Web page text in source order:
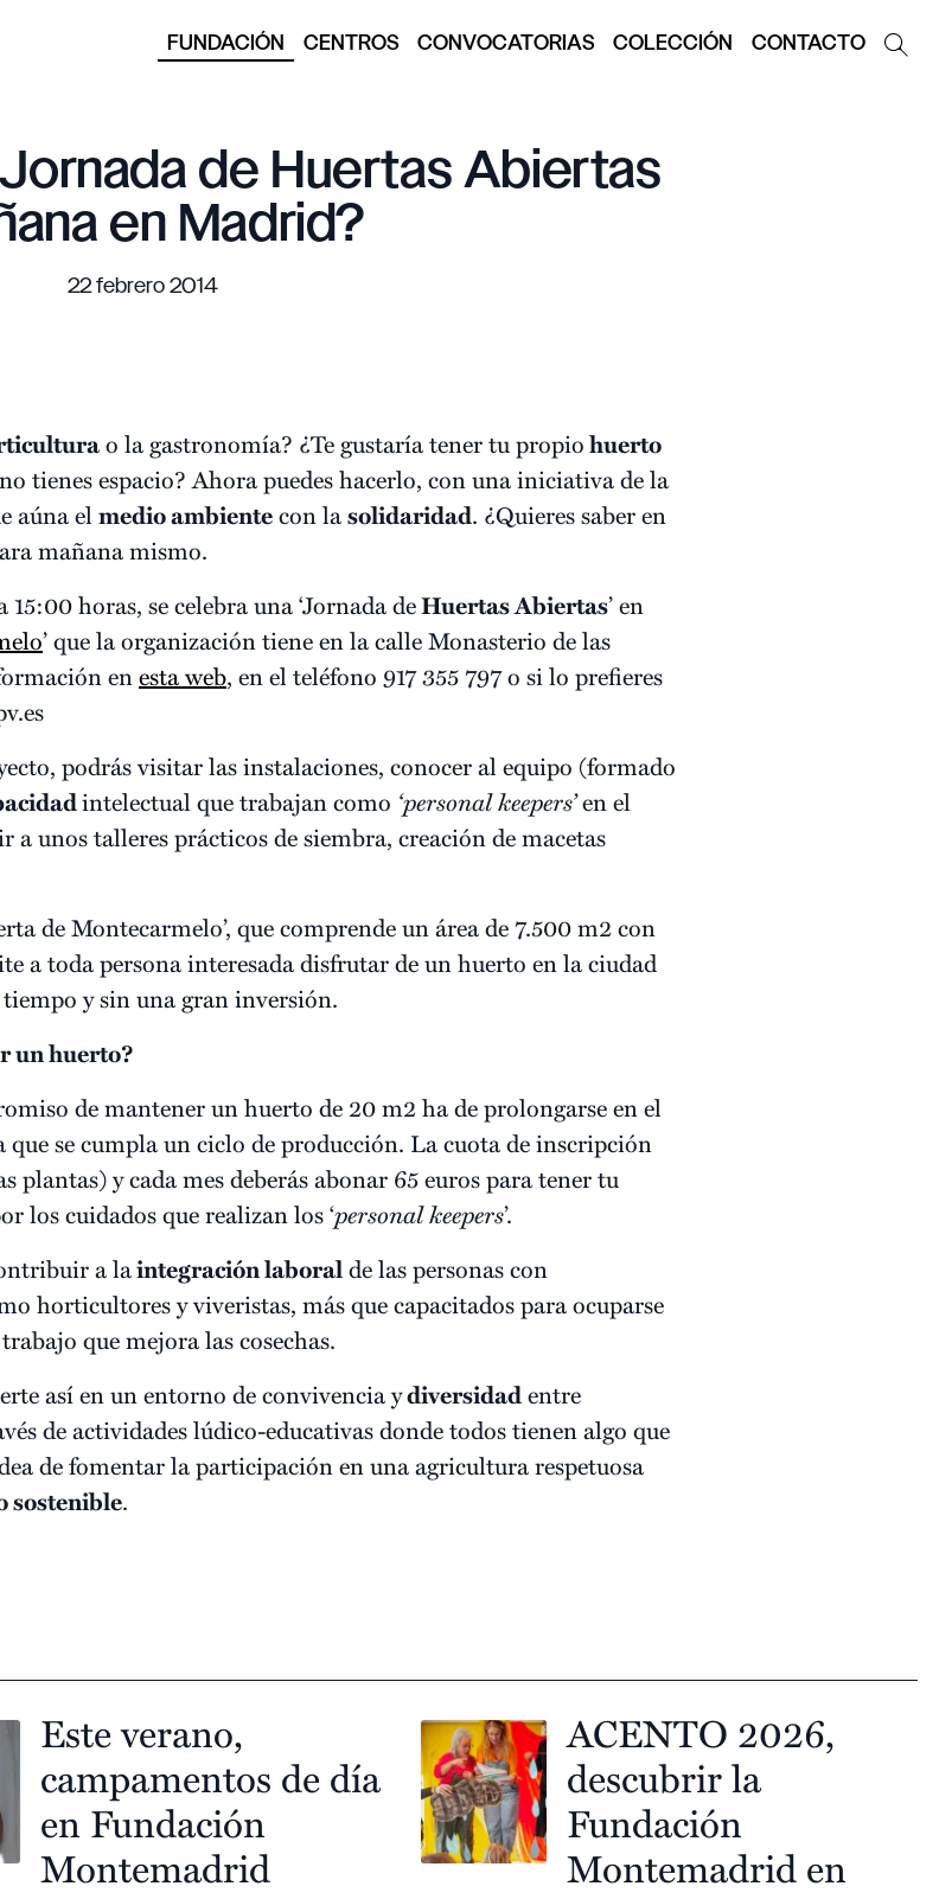
FUNDACIÓN CENTROS CONVOCATORIAS COLECCIÓN CONTACTO
de Huertas Abiertas
en Madrid?
22 febrero 2014
o la gastronomía? ¿Te gustaría tener tu propiohuerto
tienes espacio? Ahora puedes hacerlo, con una iniciativa de la
aúna elmedio ambientecon lasolidaridad. ¿Quieres saber en
mañana mismo.
horas, se celebra una ‘Jornada deHuertas Abiertas’ en
’ que la organización tiene en la calle Monasterio de las
enesta web, en el teléfono 917 355 797 o si lo prefieres
podrás visitar las instalaciones, conocer al equipo (formado
intelectual que trabajan como ‘personal keepers’en el
unos talleres prácticos de siembra, creación de macetas
de Montecarmelo’, que comprende un área de 7.500 m2 con
a toda persona interesada disfrutar de un huerto en la ciudad
y sin una gran inversión.
un huerto?
de mantener un huerto de 20 m2 ha de prolongarse en el
que se cumpla un ciclo de producción. La cuota de inscripción
plantas) y cada mes deberás abonar 65 euros para tener tu
los cuidados que realizan los ‘personal keepers’.
a laintegración laboralde las personas con
horticultores y viveristas, más que capacitados para ocuparse
que mejora las cosechas.
así en un entorno de convivencia ydiversidadentre
de actividades lúdico-educativas donde todos tienen algo que
de fomentar la participación en una agricultura respetuosa
sostenible.
Este verano,
campamentos de día
en Fundación
Montemadrid
ACENTO 2026,
descubrir la
Fundación
Montemadrid en